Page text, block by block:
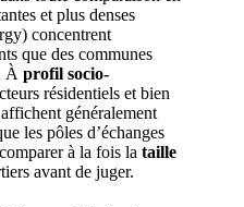
et plus denses
concentrent
que des communes
À profil socio-
résidentiels et bien
généralement
les pôles d’échanges
à la fois la taille
avant de juger.